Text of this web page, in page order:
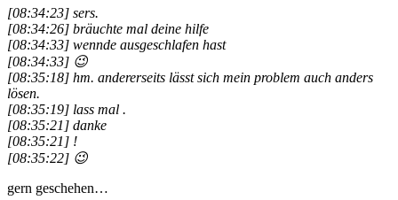
[08:34:23] sers.
[08:34:26] bräuchte mal deine hilfe
[08:34:33] wennde ausgeschlafen hast
[08:34:33] 😉
[08:35:18] hm. andererseits lässt sich mein problem auch anders
lösen.
[08:35:19] lass mal .
[08:35:21] danke
[08:35:21] !
[08:35:22] 😉
gern geschehen…